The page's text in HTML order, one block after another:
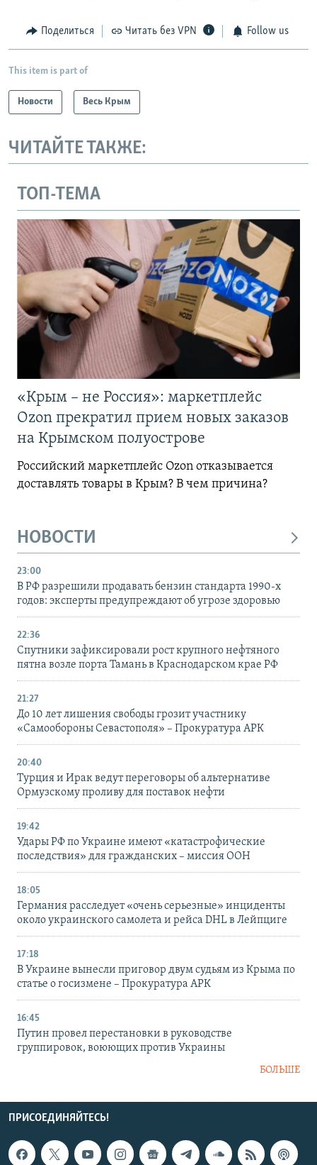
Поделиться Читать без VPN Follow us
This item is part of
Новости Весь Крым
ЧИТАЙТЕ ТАКЖЕ:
ТОП-ТЕМА
«Крым – не Россия»: маркетплейс
Ozon прекратил прием новых заказов
на Крымском полуострове
Российский маркетплейс Ozon отказывается
доставлять товары в Крым? В чем причина?
НОВОСТИ
23:00
В РФ разрешили продавать бензин стандарта 1990-х
годов: эксперты предупреждают об угрозе здоровью
22:36
Спутники зафиксировали рост крупного нефтяного
пятна возле порта Тамань в Краснодарском крае РФ
21:27
До 10 лет лишения свободы грозит участнику
«Самообороны Севастополя» – Прокуратура АРК
20:40
Турция и Ирак ведут переговоры об альтернативе
Ормузскому проливу для поставок нефти
19:42
Удары РФ по Украине имеют «катастрофические
последствия» для гражданских – миссия ООН
18:05
Германия расследует «очень серьезные» инциденты
около украинского самолета и рейса DHL в Лейпциге
17:18
В Украине вынесли приговор двум судьям из Крыма по
статье о госизмене – Прокуратура АРК
16:45
Путин провел перестановки в руководстве
группировок, воюющих против Украины
БОЛЬШЕ
ПРИСОЕДИНЯЙТЕСЬ!